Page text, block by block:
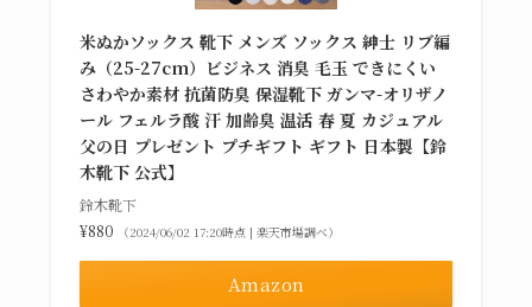
米ぬかソックス 靴下 メンズ ソックス 紳士 リブ編
み（25-27cm）ビジネス 消臭 毛玉 できにくい
さわやか素材 抗菌防臭 保湿靴下 ガンマ-オリザノ
ール フェルラ酸 汗 加齢臭 温活 春 夏 カジュアル
父の日 プレゼント プチギフト ギフト 日本製【鈴
木靴下 公式】
鈴木靴下
¥880
（2024/06/02 17:20時点 | 楽天市場調べ）
Amazon